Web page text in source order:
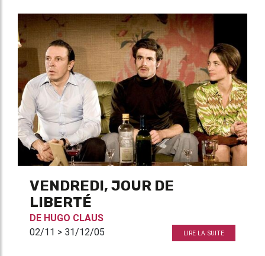
VENDREDI, JOUR DE
LIBERTÉ
DE HUGO CLAUS
02/11 > 31/12/05
LIRE LA SUITE